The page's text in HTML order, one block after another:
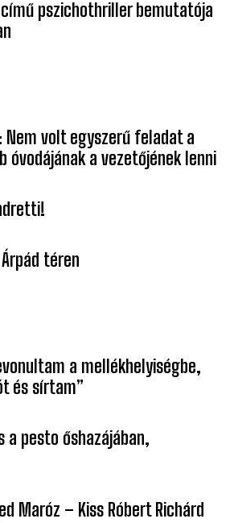
pszichothriller bemutatója
Nem volt egyszerű feladat a
óvodájának a vezetőjének lenni
téren
a mellékhelyiségbe,
és sírtam”
a pesto őshazájában,
Maróz – Kiss Róbert Richárd